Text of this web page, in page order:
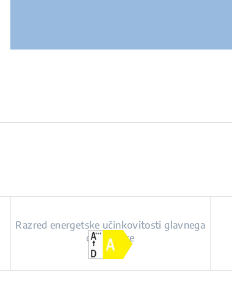
Razred energetske učinkovitosti glavnega
dela pečice